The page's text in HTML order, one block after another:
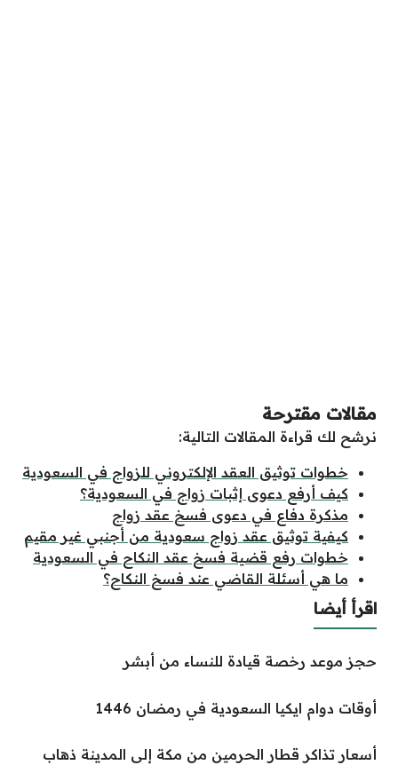
مقالات مقترحة
نرشح لك قراءة المقالات التالية:
خطوات توثيق العقد الإلكتروني للزواج في السعودية
كيف أرفع دعوى إثبات زواج في السعودية؟
مذكرة دفاع في دعوى فسخ عقد زواج
كيفية توثيق عقد زواج سعودية من أجنبي غير مقيم
خطوات رفع قضية فسخ عقد النكاح في السعودية
ما هي أسئلة القاضي عند فسخ النكاح؟
اقرأ أيضا
حجز موعد رخصة قيادة للنساء من أبشر
أوقات دوام ايكيا السعودية في رمضان 1446
أسعار تذاكر قطار الحرمين من مكة إلى المدينة ذهاب